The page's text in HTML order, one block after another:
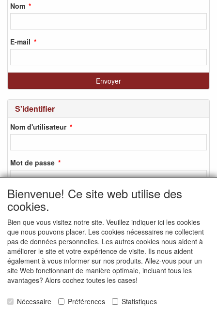
Nom
E-mail
S'identifier
Nom d'utilisateur
Mot de passe
S'inscrire
Mot de passe oublié ?
MEDIA SOCIAUX
Bienvenue! Ce site web utilise des
cookies.
Bien que vous visitez notre site. Veuillez indiquer ici les cookies
que nous pouvons placer. Les cookies nécessaires ne collectent
pas de données personnelles. Les autres cookies nous aident à
améliorer le site et votre expérience de visite. Ils nous aident
également à vous informer sur nos produits. Allez-vous pour un
site Web fonctionnant de manière optimale, incluant tous les
avantages? Alors cochez toutes les cases!
Nécessaire Préférences Statistiques